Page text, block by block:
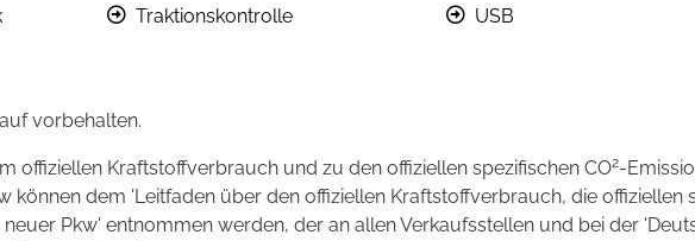
Traktionskontrolle
USB
vorbehalten.
offiziellen Kraftstoffverbrauch und zu den offiziellen spezifischen CO2-
können dem 'Leitfaden über den offiziellen Kraftstoffverbrauch, die offiziellen
Pkw' entnommen werden, der an allen Verkaufsstellen und bei der